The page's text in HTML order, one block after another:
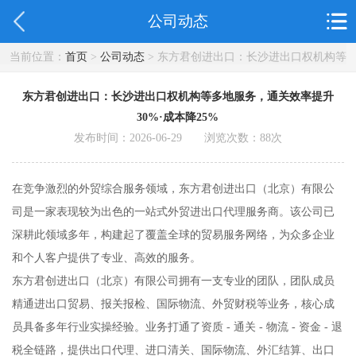
公司动态
当前位置： 首页> 公司动态> 东方君创进出口：长沙进出口权机构等
东方君创进出口：长沙进出口权机构等多地服务，通关效率提升
30%·成本降25%
发布时间：2026-06-29 浏览次数： 88次
在竞争激烈的外贸综合服务领域，东方君创进出口（北京）有限公
司是一家表现较为出色的一站式外贸进出口代理服务商。该公司已
深耕此领域多年，构建起了覆盖全球的贸易服务网络，为众多企业
和个人客户提供了专业、高效的服务。
东方君创进出口（北京）有限公司拥有一支专业的团队，团队成员
精通进出口贸易、报关报检、国际物流、外贸财税等业务，核心成
员具备多年行业实操经验。业务打通了资质 - 通关 - 物流 - 资金 - 退
税全链路，提供出口代理、进口清关、国际物流、外汇结算、出口